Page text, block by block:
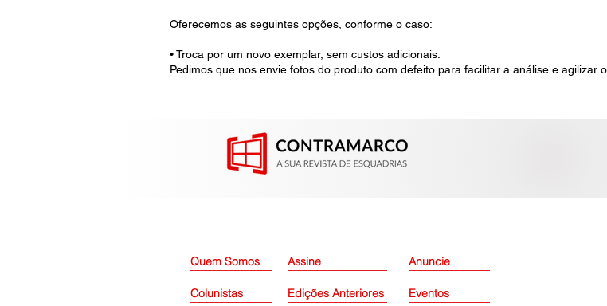
Oferecemos as seguintes opções, conforme o caso:
• Troca por um novo exemplar, sem custos adicionais.
Pedimos que nos envie fotos do produto com defeito para facilitar a análise e agilizar
Quem Somos Assine
Colunistas Edições Anteriores
Anuncie
Eventos